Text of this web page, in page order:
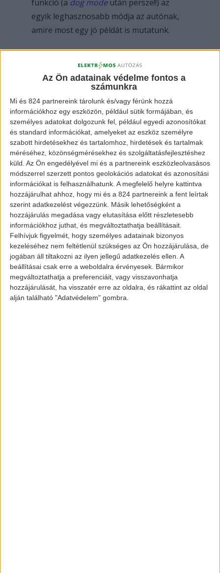
Az Ön adatainak védelme fontos a
számunkra
Mi és 824 partnereink tárolunk és/vagy férünk hozzá
információkhoz egy eszközön, például sütik formájában, és
személyes adatokat dolgozunk fel, például egyedi azonosítókat
és standard információkat, amelyeket az eszköz személyre
szabott hirdetésekhez és tartalomhoz, hirdetések és tartalmak
méréséhez, közönségmérésekhez és szolgáltatásfejlesztéshez
küld. Az Ön engedélyével mi és a partnereink eszközleolvasásos
módszerrel szerzett pontos geolokációs adatokat és azonosítási
információkat is felhasználhatunk. A megfelelő helyre kattintva
hozzájárulhat ahhoz, hogy mi és a 824 partnereink a fent leírtak
szerint adatkezelést végezzünk. Másik lehetőségként a
hozzájárulás megadása vagy elutasítása előtt részletesebb
információkhoz juthat, és megváltoztathatja beállításait.
Felhívjuk figyelmét, hogy személyes adatainak bizonyos
kezeléséhez nem feltétlenül szükséges az Ön hozzájárulása, de
jogában áll tiltakozni az ilyen jellegű adatkezelés ellen. A
beállításai csak erre a weboldalra érvényesek. Bármikor
megváltoztathatja a preferenciáit, vagy visszavonhatja
hozzájárulását, ha visszatér erre az oldalra, és rákattint az oldal
alján található "Adatvédelem" gombra.
funkció (a dog modeután persze!!) az
egyik leghasznosabb módja az autónak,
amire most egy jó példát is mutatunk.
Rövid videó, hogy is néznek ki ezek a